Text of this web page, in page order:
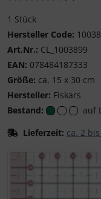
1 Stück
Hersteller Code:
Art.Nr.: CL_1003899
EAN: 078484187333
Größe: ca. 15 x 30 cm
Hersteller: Fiskars
Bestand:
auf
Lieferzeit: ca. 2